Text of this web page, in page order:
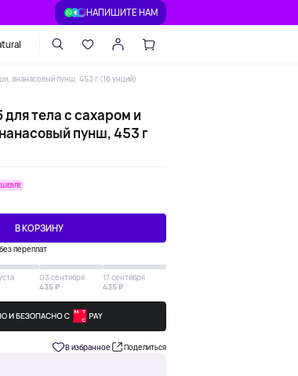
НАПИШИТЕ НАМ
ананасовый пунш, 453 г (16 унций)
тела с сахаром и
пунш, 453 г
В КОРЗИНУ
переплат
03 сентября
435 ₽
17 сентября
435 ₽
В избранное Поделиться